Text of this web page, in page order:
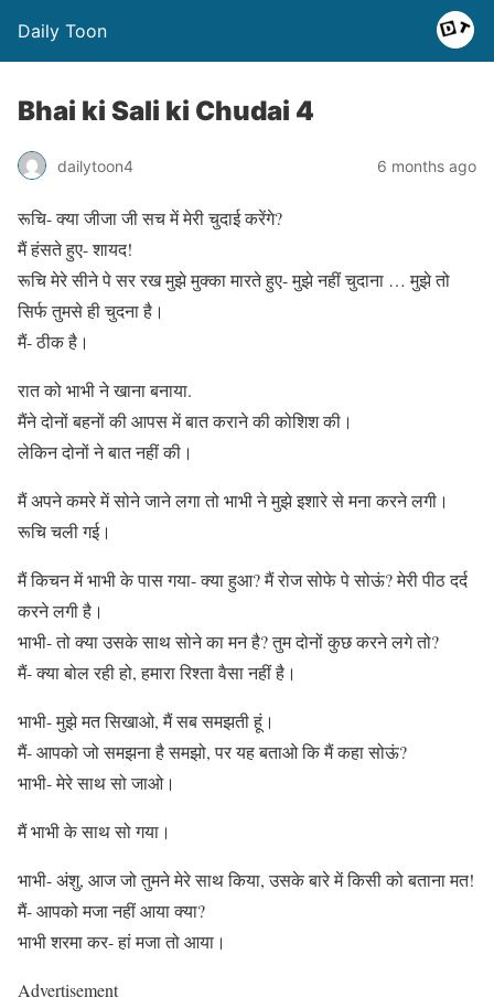
Daily Toon
Bhai ki Sali ki Chudai 4
dailytoon4 6 months ago
रूचि- क्या जीजा जी सच में मेरी चुदाई करेंगे?
मैं हंसते हुए- शायद!
रूचि मेरे सीने पे सर रख मुझे मुक्का मारते हुए- मुझे नहीं चुदाना … मुझे तो
सिर्फ तुमसे ही चुदना है।
मैं- ठीक है।
रात को भाभी ने खाना बनाया.
मैंने दोनों बहनों की आपस में बात कराने की कोशिश की।
लेकिन दोनों ने बात नहीं की।
मैं अपने कमरे में सोने जाने लगा तो भाभी ने मुझे इशारे से मना करने लगी।
रूचि चली गई।
मैं किचन में भाभी के पास गया- क्या हुआ? मैं रोज सोफे पे सोऊं? मेरी पीठ दर्द
करने लगी है।
भाभी- तो क्या उसके साथ सोने का मन है? तुम दोनों कुछ करने लगे तो?
मैं- क्या बोल रही हो, हमारा रिश्ता वैसा नहीं है।
भाभी- मुझे मत सिखाओ, मैं सब समझती हूं।
मैं- आपको जो समझना है समझो, पर यह बताओ कि मैं कहा सोऊं?
भाभी- मेरे साथ सो जाओ।
मैं भाभी के साथ सो गया।
भाभी- अंशु, आज जो तुमने मेरे साथ किया, उसके बारे में किसी को बताना मत!
मैं- आपको मजा नहीं आया क्या?
भाभी शरमा कर- हां मजा तो आया।
Advertisement